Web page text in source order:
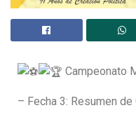
Campeonato
– Fecha 3: Resumen de